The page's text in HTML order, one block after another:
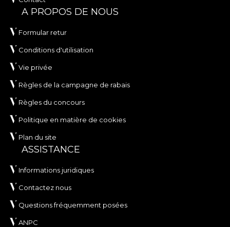
A PROPOS DE NOUS
Formular retur
Conditions d'utilisation
Vie privée
Règles de la campagne de rabais
Règles du concours
Politique en matière de cookies
Plan du site
ASSISTANCE
Informations juridiques
Contactez nous
Questions fréquemment posées
ANPC